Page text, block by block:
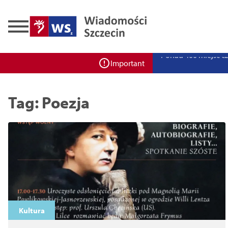
Important
Nowa stacja BikeS
Tag: Poezja
Kultura